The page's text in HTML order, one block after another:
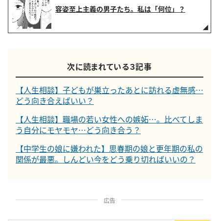
容姿至上主義の男子たち。私は「何位」？
次に読まれている３記事
【人生相談】子どもが巣立ったあとに訪れる虚無感…
どう向き合えばいい？
【人生相談】職場の若い女性への嫉妬…。比べてしま
う自分にモヤモヤ…どう向き合う？
【中学生の娘に嫌われた】思春期の娘と更年期の私の
関係が最悪。しんどい今をどう乗り切ればいいの？
広告